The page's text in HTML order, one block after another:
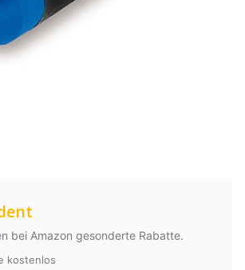
bei Amazon gesonderte Rabatte.
kostenlos